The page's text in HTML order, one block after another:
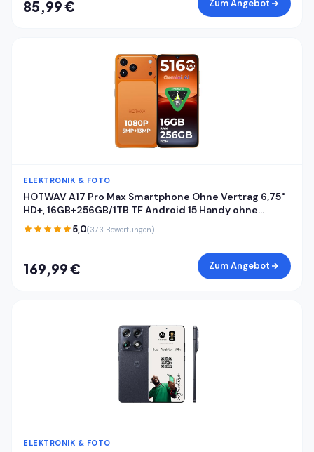
85,99 € Zum Angebot
ELEKTRONIK & FOTO
HOTWAV A17 Pro Max Smartphone Ohne Vertrag 6,75"
HD+, 16GB+256GB/1TB TF Android 15 Handy ohne
vertrag, 5160mAh Akku Quick-Charge, Dual SIM 4G
Handys,Fingerabdruck/Face ID/Gemini AI/GPS/OTG
5,0(373 Bewertungen)
169,99 € Zum Angebot
ELEKTRONIK & FOTO